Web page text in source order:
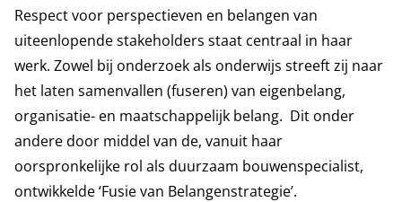
Respect voor perspectieven en belangen van
uiteenlopende stakeholders staat centraal in haar
werk. Zowel bij onderzoek als onderwijs streeft zij naar
het laten samenvallen (fuseren) van eigenbelang,
organisatie- en maatschappelijk belang. Dit onder
andere door middel van de, vanuit haar
oorspronkelijke rol als duurzaam bouwenspecialist,
ontwikkelde ‘Fusie van Belangenstrategie’.